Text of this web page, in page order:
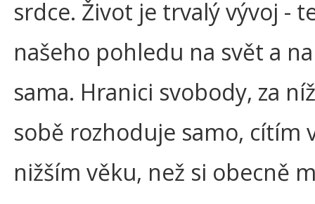
srdce. Život je trvalý vývoj -
našeho pohledu na svět a
sama. Hranici svobody, za
sobě rozhoduje samo, cítím
nižším věku, než si obecně